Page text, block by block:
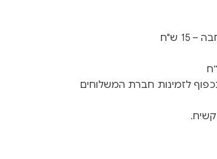
ש"ח
ימים + זמן משלוח 1-3 ימים, בכפוף לזמינות חברת המשלוחים
קשיח.